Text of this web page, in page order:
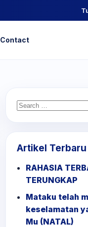
Contact
Search
Artikel Terbaru
RAHASIA
TERUNGKAP
Mataku telah
keselamatan
Mu (NATAL)